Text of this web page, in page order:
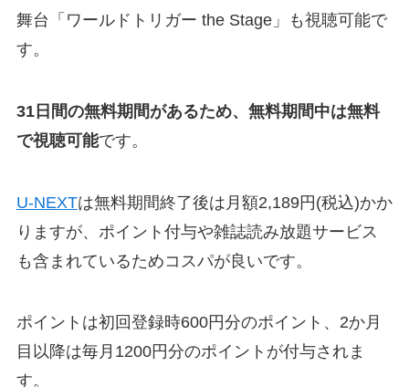
舞台「ワールドトリガー the Stage」も視聴可能で
す。
31日間の無料期間があるため、無料期間中は無料
で視聴可能です。
U-NEXTは無料期間終了後は月額2,189円(税込)かか
りますが、ポイント付与や雑誌読み放題サービス
も含まれているためコスパが良いです。
ポイントは初回登録時600円分のポイント、2か月
目以降は毎月1200円分のポイントが付与されま
す。